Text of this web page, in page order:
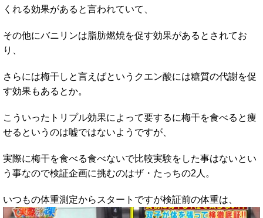
くれる効果があると言われていて、
その他にバニリンは脂肪燃焼を促す効果があるとされてお
り、
さらには梅干しと言えばというクエン酸には糖質の代謝を促
す効果もあるとか。
こういったトリプル効果によって要するに梅干を食べると痩
せるというのは嘘ではないようですが、
実際に梅干を食べる食べないで比較実験をした事はないとい
う事なので検証企画に挑むのはザ・たっちの2人。
いつもの体重測定からスタートですが検証前の体重は、